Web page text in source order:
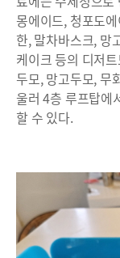
몽에이드, 청포도
한, 말차바스크, 망
케이크 등의 디저
두모, 망고두모, 무
울러 4층 루프탑에
할 수 있다.